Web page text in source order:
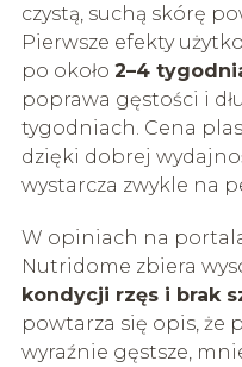
czystą, suchą skórę
Pierwsze efekty
po około 2–4
poprawa gęstości i
tygodniach. Cena
dzięki dobrej
wystarcza zwykle na
W opiniach na
Nutridome zbiera
kondycji rzęs i brak
powtarza się opis, że
wyraźnie gęstsze,